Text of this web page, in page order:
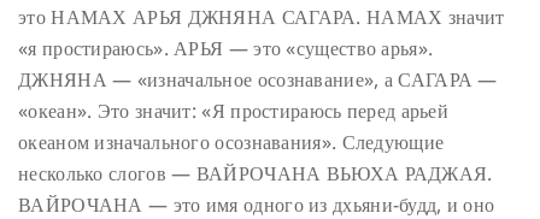
это НАМАХ АРЬЯ ДЖНЯНА САГАРА. НАМАХ значит
«я простираюсь». АРЬЯ — это «существо арья».
ДЖНЯНА — «изначальное осознавание», а САГАРА —
«океан». Это значит: «Я простираюсь перед арьей
океаном изначального осознавания». Следующие
несколько слогов — ВАЙРОЧАНА ВЬЮХА РАДЖАЯ.
ВАЙРОЧАНА — это имя одного из дхьяни-будд, и оно